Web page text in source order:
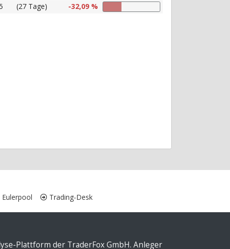
(27 Tage) -32,09 %
Eulerpool Trading-Desk
Plattform der TraderFox GmbH. Anleger